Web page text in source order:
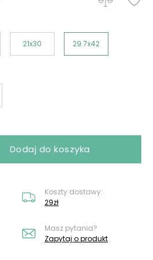
21x30 29.7x42
Dodaj do koszyka
Koszty dostawy:
29zł
Masz pytania?
Zapytaj o produkt